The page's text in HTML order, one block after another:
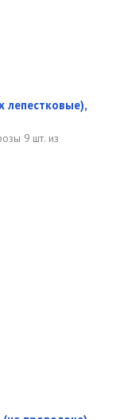
лепестковые),
9 шт. из